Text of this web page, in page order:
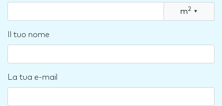
m2 ▾
Il tuo nome
La tua e-mail